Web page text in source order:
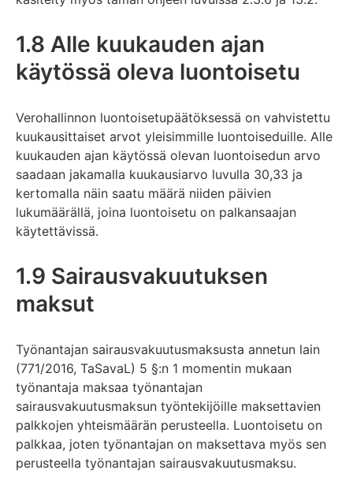
1.8 Alle kuukauden ajan
käytössä oleva luontoisetu
Verohallinnon luontoisetupäätöksessä on vahvistettu
kuukausittaiset arvot yleisimmille luontoiseduille. Alle
kuukauden ajan käytössä olevan luontoisedun arvo
saadaan jakamalla kuukausiarvo luvulla 30,33 ja
kertomalla näin saatu määrä niiden päivien
lukumäärällä, joina luontoisetu on palkansaajan
käytettävissä.
1.9 Sairausvakuutuksen
maksut
Työnantajan sairausvakuutusmaksusta annetun lain
(771/2016, TaSavaL) 5 §:n 1 momentin mukaan
työnantaja maksaa työnantajan
sairausvakuutusmaksun työntekijöille maksettavien
palkkojen yhteismäärän perusteella. Luontoisetu on
palkkaa, joten työnantajan on maksettava myös sen
perusteella työnantajan sairausvakuutusmaksu.